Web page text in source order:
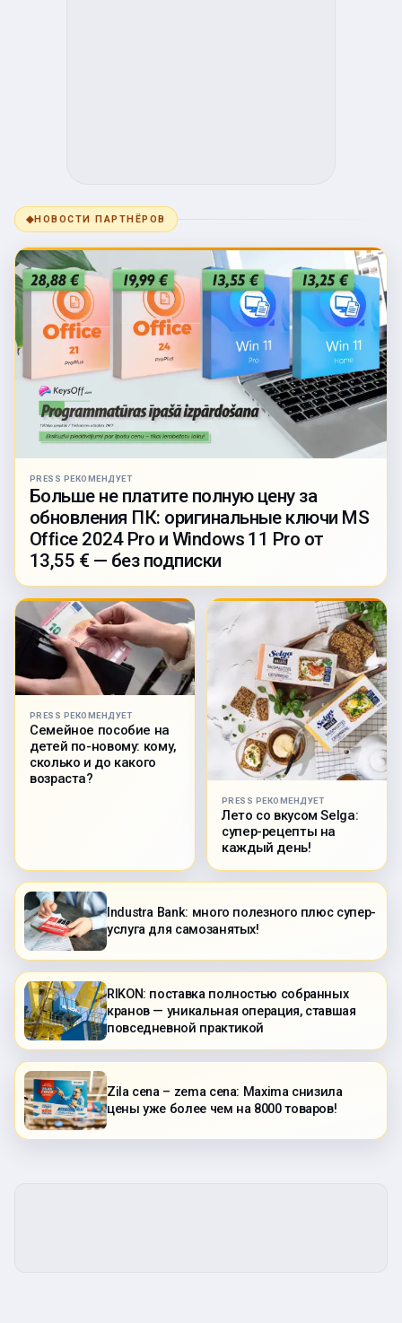
◆НОВОСТИ ПАРТНЁРОВ
PRESS РЕКОМЕНДУЕТ
Больше не платите полную цену за
обновления ПК: оригинальные ключи MS
Office 2024 Pro и Windows 11 Pro от
13,55 € — без подписки
PRESS РЕКОМЕНДУЕТ
Семейное пособие на
детей по-новому: кому,
сколько и до какого
возраста?
PRESS РЕКОМЕНДУЕТ
Лето со вкусом Selga:
супер-рецепты на
каждый день!
Industra Bank: много полезного плюс супер-
услуга для самозанятых!
RIKON: поставка полностью собранных
кранов — уникальная операция, ставшая
повседневной практикой
Zila cena – zema cena: Maxima снизила
цены уже более чем на 8000 товаров!